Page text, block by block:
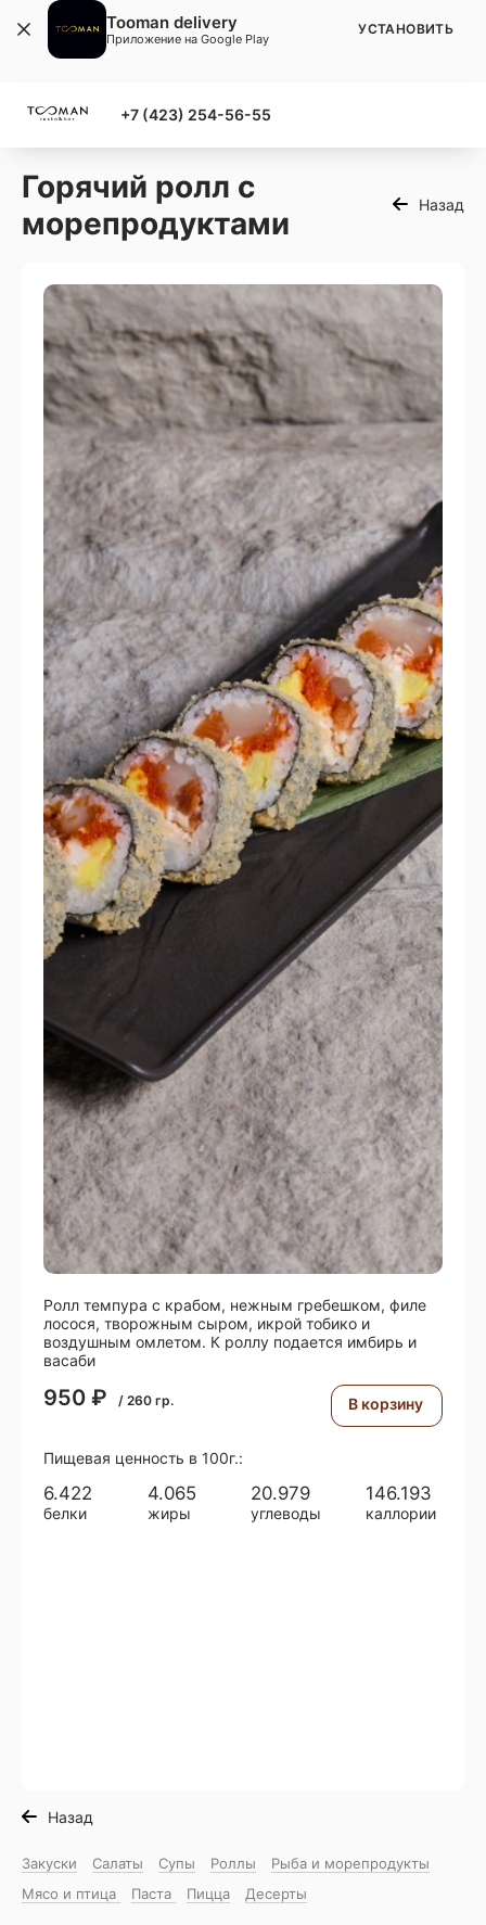
+7 (423) 254-56-55
Горячий ролл с
морепродуктами
Назад
Ролл темпура с крабом, нежным гребешком, филе
лосося, творожным сыром, икрой тобико и
воздушным омлетом. К роллу подается имбирь и
васаби
950 ₽ / 260 гр. В корзину
Пищевая ценность в 100г.:
6.422
белки
4.065
жиры
20.979
углеводы
146.193
каллории
Назад
Закуски Салаты Супы Роллы
Рыба и морепродукты
Мясо и птица
Паста Пицца Десерты
Tooman delivery
Приложение на Google Play
УСТАНОВИТЬ